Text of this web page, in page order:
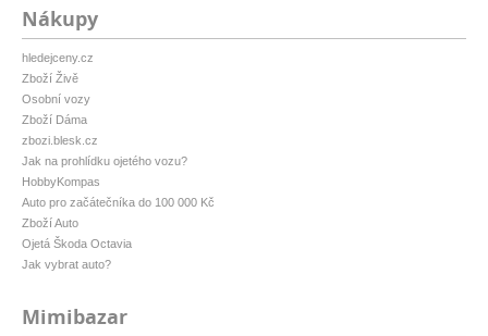
Nákupy
hledejceny.cz
Zboží Živě
Osobní vozy
Zboží Dáma
zbozi.blesk.cz
Jak na prohlídku ojetého vozu?
HobbyKompas
Auto pro začátečníka do 100 000 Kč
Zboží Auto
Ojetá Škoda Octavia
Jak vybrat auto?
Mimibazar